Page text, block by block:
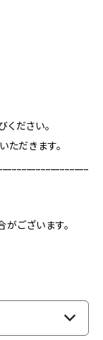
ださい。
だきます。
ございます。